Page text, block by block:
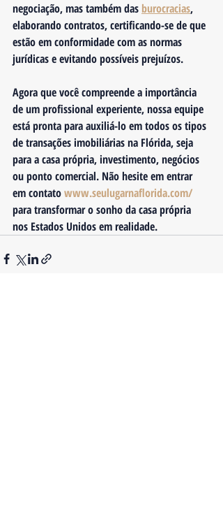
negociação, mas também das burocracias,
elaborando contratos, certificando-se de que
estão em conformidade com as normas
jurídicas e evitando possíveis prejuízos.
Agora que você compreende a importância
de um profissional experiente, nossa equipe
está pronta para auxiliá-lo em todos os tipos
de transações imobiliárias na Flórida, seja
para a casa própria, investimento, negócios
ou ponto comercial. Não hesite em entrar
em contato www.seulugarnaflorida.com/
para transformar o sonho da casa própria
nos Estados Unidos em realidade.